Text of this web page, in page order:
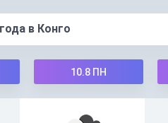
в Конго
10.8 ПН